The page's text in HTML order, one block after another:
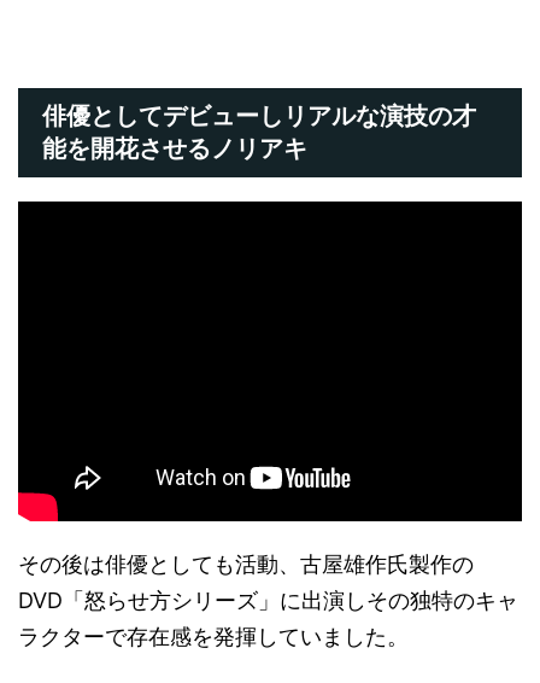
俳優としてデビューしリアルな演技の才
能を開花させるノリアキ
その後は俳優としても活動、古屋雄作氏製作の
DVD「怒らせ方シリーズ」に出演しその独特のキャ
ラクターで存在感を発揮していました。